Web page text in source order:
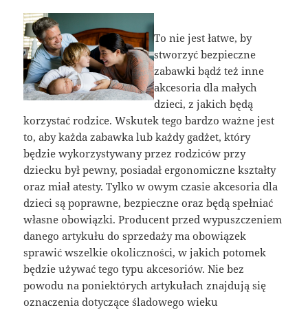
To nie jest łatwe, by
stworzyć bezpieczne
zabawki bądź też inne
akcesoria dla małych
dzieci, z jakich będą
korzystać rodzice. Wskutek tego bardzo ważne jest
to, aby każda zabawka lub każdy gadżet, który
będzie wykorzystywany przez rodziców przy
dziecku był pewny, posiadał ergonomiczne kształty
oraz miał atesty. Tylko w owym czasie akcesoria dla
dzieci są poprawne, bezpieczne oraz będą spełniać
własne obowiązki. Producent przed wypuszczeniem
danego artykułu do sprzedaży ma obowiązek
sprawić wszelkie okoliczności, w jakich potomek
będzie używać tego typu akcesoriów. Nie bez
powodu na poniektórych artykułach znajdują się
oznaczenia dotyczące śladowego wieku